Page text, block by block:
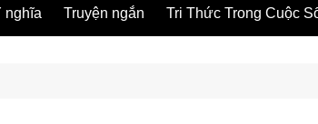
nghĩa Truyện ngắn Tri Thức Trong Cuộc